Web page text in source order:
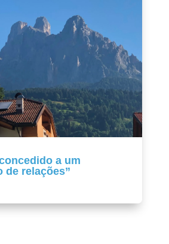
a um
de relações”